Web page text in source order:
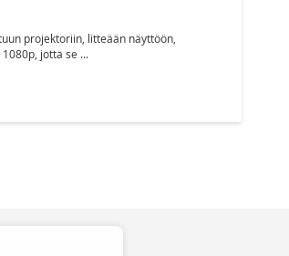
projektoriin, litteään näyttöön,
jotta se ...